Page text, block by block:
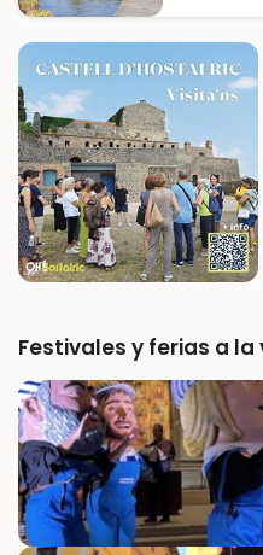
El Jardín
perfecto
entorno
este
entre
Festivales y ferias a la